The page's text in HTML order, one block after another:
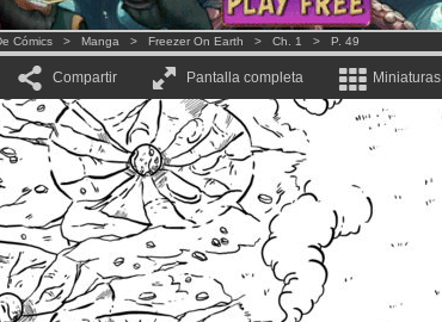
Cómics > Manga > Freezer On Earth > Ch. 1 > P. 49
Compartir Pantalla completa Miniaturas